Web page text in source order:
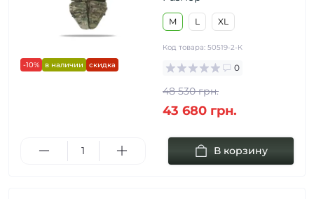
-10% в наличии скидка
M L XL
Код товара: 50519-2-К
0
48 530 грн.
43 680 грн.
В корзину